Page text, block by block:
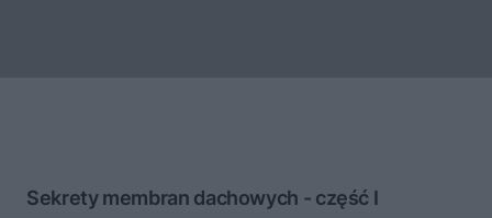
Sekrety membran dachowych - część I